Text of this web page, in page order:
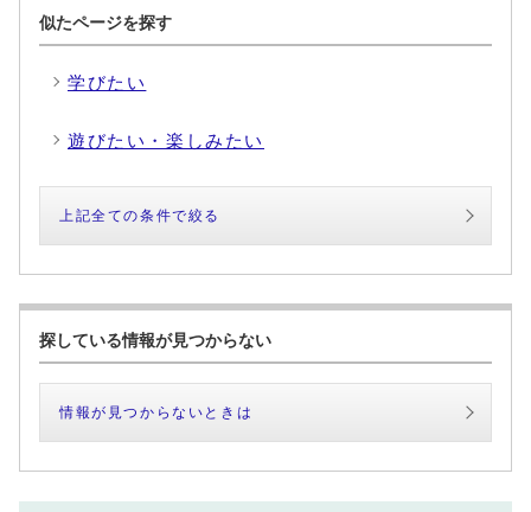
似たページを探す
学びたい
遊びたい・楽しみたい
上記全ての条件で絞る
探している情報が見つからない
情報が見つからないときは